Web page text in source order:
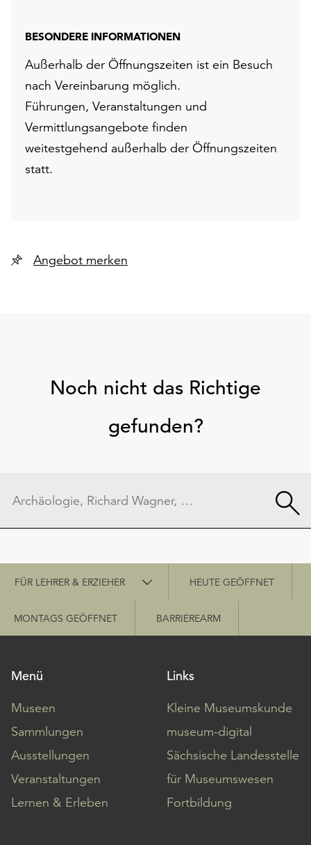
BESONDERE INFORMATIONEN
Außerhalb der Öffnungszeiten ist ein Besuch
nach Vereinbarung möglich.
Führungen, Veranstaltungen und
Vermittlungsangebote finden
weitestgehend außerhalb der Öffnungszeiten
statt.
Angebot merken
Noch nicht das Richtige
gefunden?
Schnellzugriff
FÜR LEHRER & ERZIEHER HEUTE GEÖFFNET
MONTAGS GEÖFFNET BARRIEREARM
Menü
Museen
Sammlungen
Ausstellungen
Veranstaltungen
Lernen & Erleben
Links
Kleine Museumskunde
museum-digital
Sächsische Landesstelle
für Museumswesen
Fortbildung